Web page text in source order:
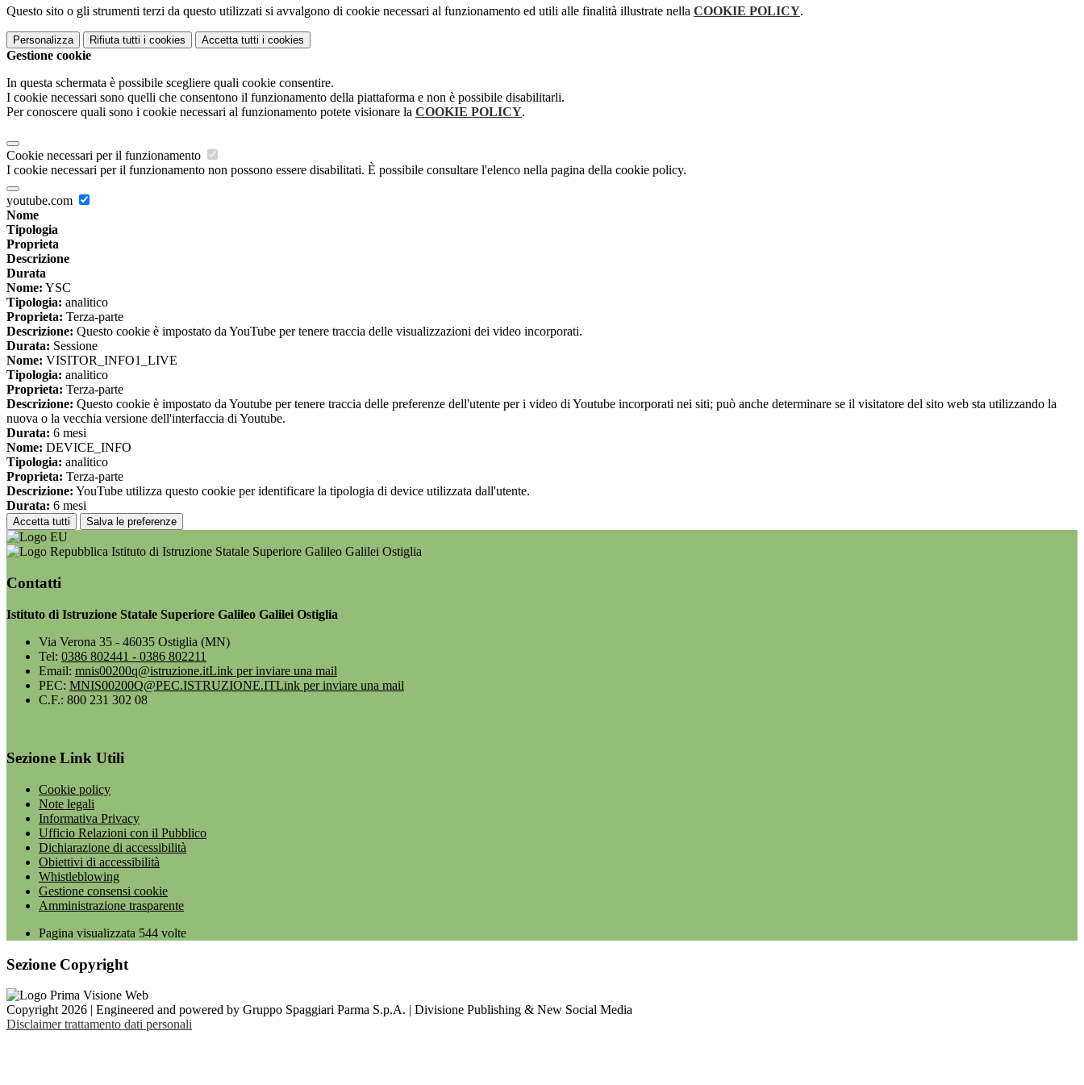
Questo sito o gli strumenti terzi da questo utilizzati si avvalgono di cookie necessari al funzionamento ed utili alle finalità illustrate nella COOKIE POLICY.
Personalizza Rifiuta tutti i cookies Accetta tutti i cookies
Gestione cookie
In questa schermata è possibile scegliere quali cookie consentire.
I cookie necessari sono quelli che consentono il funzionamento della piattaforma e non è possibile disabilitarli.
Per conoscere quali sono i cookie necessari al funzionamento potete visionare la COOKIE POLICY.
Cookie necessari per il funzionamento
I cookie necessari per il funzionamento non possono essere disabilitati. È possibile consultare l'elenco nella pagina della cookie policy.
youtube.com
Nome
Tipologia
Proprieta
Descrizione
Durata
Nome: YSC
Tipologia: analitico
Proprieta: Terza-parte
Descrizione: Questo cookie è impostato da YouTube per tenere traccia delle visualizzazioni dei video incorporati.
Durata: Sessione
Nome: VISITOR_INFO1_LIVE
Tipologia: analitico
Proprieta: Terza-parte
Descrizione: Questo cookie è impostato da Youtube per tenere traccia delle preferenze dell'utente per i video di Youtube incorporati nei siti; può anche determinare se il visitatore del sito web sta utilizzando la
nuova o la vecchia versione dell'interfaccia di Youtube.
Durata: 6 mesi
Nome: DEVICE_INFO
Tipologia: analitico
Proprieta: Terza-parte
Descrizione: YouTube utilizza questo cookie per identificare la tipologia di device utilizzata dall'utente.
Durata: 6 mesi
Accetta tutti Salva le preferenze
Istituto di Istruzione Statale Superiore Galileo Galilei Ostiglia
Contatti
Istituto di Istruzione Statale Superiore Galileo Galilei Ostiglia
Via Verona 35 - 46035 Ostiglia (MN)
Tel: 0386 802441 - 0386 802211
Email: mnis00200q@istruzione.itLink per inviare una mail
PEC: MNIS00200Q@PEC.ISTRUZIONE.ITLink per inviare una mail
C.F.: 800 231 302 08
Sezione Link Utili
Cookie policy
Note legali
Informativa Privacy
Ufficio Relazioni con il Pubblico
Dichiarazione di accessibilità
Obiettivi di accessibilità
Whistleblowing
Gestione consensi cookie
Amministrazione trasparente
Pagina visualizzata 544 volte
Sezione Copyright
Copyright 2026 | Engineered and powered by Gruppo Spaggiari Parma S.p.A. | Divisione Publishing & New Social Media
Disclaimer trattamento dati personali